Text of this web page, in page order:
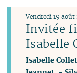
Invitée
Isabelle
Vendredi 19 août
Isabelle Collet